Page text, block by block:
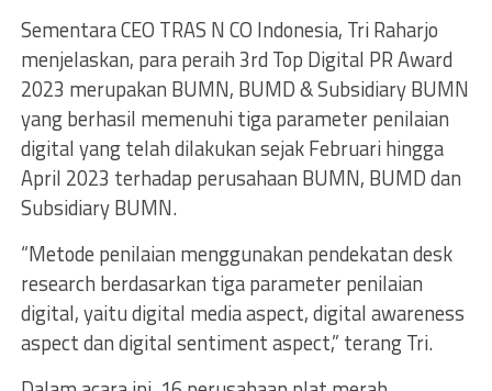
Sementara CEO TRAS N CO Indonesia, Tri Raharjo
menjelaskan, para peraih 3rd Top Digital PR Award
2023 merupakan BUMN, BUMD & Subsidiary BUMN
yang berhasil memenuhi tiga parameter penilaian
digital yang telah dilakukan sejak Februari hingga
April 2023 terhadap perusahaan BUMN, BUMD dan
Subsidiary BUMN.
“Metode penilaian menggunakan pendekatan desk
research berdasarkan tiga parameter penilaian
digital, yaitu digital media aspect, digital awareness
aspect dan digital sentiment aspect,” terang Tri.